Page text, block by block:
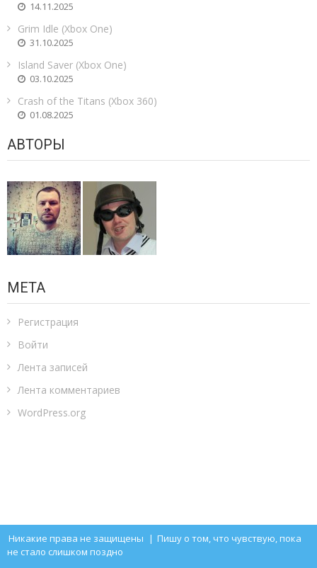
14.11.2025
Grim Idle (Xbox One)
31.10.2025
Island Saver (Xbox One)
03.10.2025
Crash of the Titans (Xbox 360)
01.08.2025
АВТОРЫ
МЕТА
Регистрация
Войти
Лента записей
Лента комментариев
WordPress.org
Никакие права не защищены | Пишу о том, что чувствую, пока
не стало слишком поздно